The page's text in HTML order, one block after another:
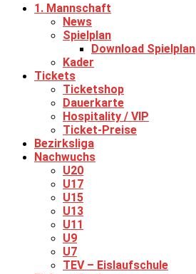
1. Mannschaft
News
Spielplan
Download Spielplan
Kader
Tickets
Ticketshop
Dauerkarte
Hospitality / VIP
Ticket-Preise
Bezirksliga
Nachwuchs
U20
U17
U15
U13
U11
U9
U7
TEV – Eislaufschule